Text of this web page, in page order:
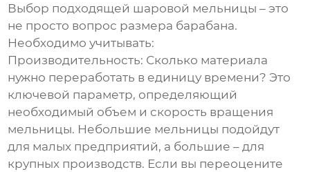
Выбор подходящей шаровой мельницы – это
не просто вопрос размера барабана.
Необходимо учитывать:
Производительность: Сколько материала
нужно переработать в единицу времени? Это
ключевой параметр, определяющий
необходимый объем и скорость вращения
мельницы. Небольшие мельницы подойдут
для малых предприятий, а большие – для
крупных производств. Если вы переоцените